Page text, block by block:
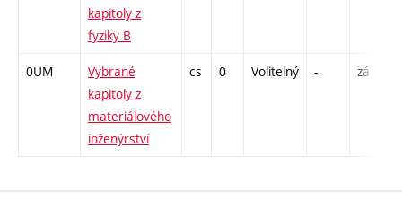
kapitoly z
fyziky B
0UM
Vybrané
kapitoly z
materiálového
inženýrství
cs 0 Volitelný - zá